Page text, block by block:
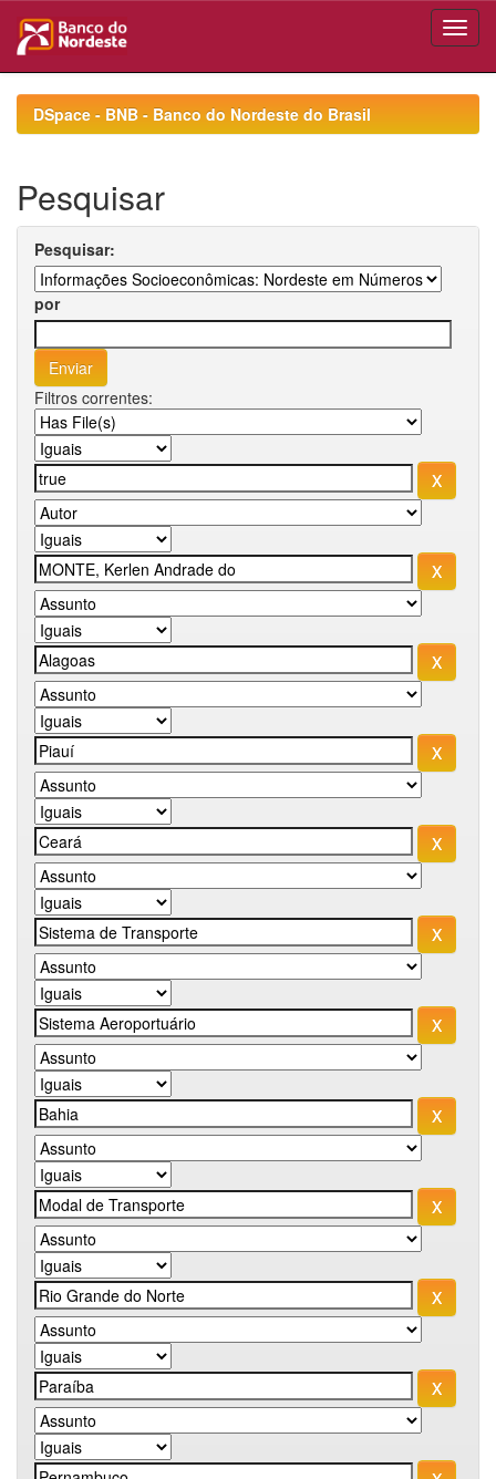
navigationDSpace - BNB - Banco do Nordeste do Brasil
Pesquisar
Pesquisar:
por
Filtros correntes: